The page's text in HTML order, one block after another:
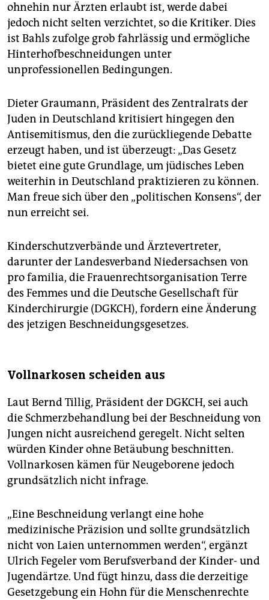
ohnehin nur Ärzten erlaubt ist, werde dabei
jedoch nicht selten verzichtet, so die Kritiker. Dies
ist Bahls zufolge grob fahrlässig und ermögliche
Hinterhofbeschneidungen unter
unprofessionellen Bedingungen.
Dieter Graumann, Präsident des Zentralrats der
Juden in Deutschland kritisiert hingegen den
Antisemitismus, den die zurückliegende Debatte
erzeugt haben, und ist überzeugt: „Das Gesetz
bietet eine gute Grundlage, um jüdisches Leben
weiterhin in Deutschland praktizieren zu können.
Man freue sich über den „politischen Konsens“, der
nun erreicht sei.
Kinderschutzverbände und Ärztevertreter,
darunter der Landesverband Niedersachsen von
pro familia, die Frauenrechtsorganisation Terre
des Femmes und die Deutsche Gesellschaft für
Kinderchirurgie (DGKCH), fordern eine Änderung
des jetzigen Beschneidungsgesetzes.
Vollnarkosen scheiden aus
Laut Bernd Tillig, Präsident der DGKCH, sei auch
die Schmerzbehandlung bei der Beschneidung von
Jungen nicht ausreichend geregelt. Nicht selten
würden Kinder ohne Betäubung beschnitten.
Vollnarkosen kämen für Neugeborene jedoch
grundsätzlich nicht infrage.
„Eine Beschneidung verlangt eine hohe
medizinische Präzision und sollte grundsätzlich
nicht von Laien unternommen werden“, ergänzt
Ulrich Fegeler vom Berufsverband der Kinder- und
Jugendärtze. Und fügt hinzu, dass die derzeitige
Gesetzgebung ein Hohn für die Menschenrechte